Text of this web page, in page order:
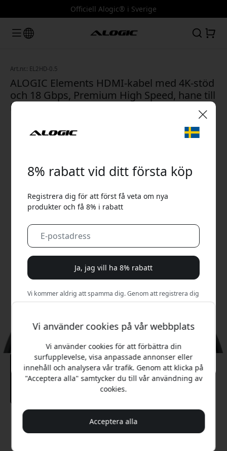
Officiell Alogic® i Sverige
Art.nr.: EL2HD-0.5
ALOGIC Elements HDMI-kabel med 4K-stöd
och 18 Gbps, Premium High Speed, hane till
hane, 0,5 m för korta anslutningar - Svart
Rekommenderat pris
79 SEK
Vi använder cookies på vår webbplats
Vi använder cookies för att förbättra din
surfupplevelse, visa anpassade annonser eller
innehåll och analysera vår trafik. Genom att klicka på
"Acceptera alla" samtycker du till vår användning av
cookies.
Acceptera alla
8% rabatt vid ditt första köp
Registrera dig för att först få veta om nya
produkter och få 8% i rabatt
Ja, jag vill ha 8% rabatt
Vi kommer aldrig att spamma dig. Genom att registrera dig
🎉 Din rabattkod: